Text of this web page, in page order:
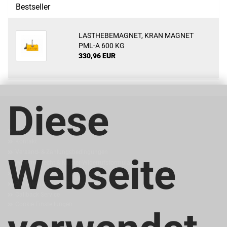
Diese
Webseite
Bestseller
LASTHEBEMAGNET, KRAN MAGNET
PML-A 600 KG
330,96 EUR
MEHR ÜBER...
Impressum
Widerrufsrecht & Muster-Widerrufsformular
AGB
Privatsphäre und Datenschutz